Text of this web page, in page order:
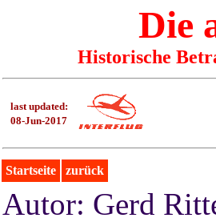
Die
Historische
last updated:
08-Jun-2017
Startseite zurück
Autor: Gerd